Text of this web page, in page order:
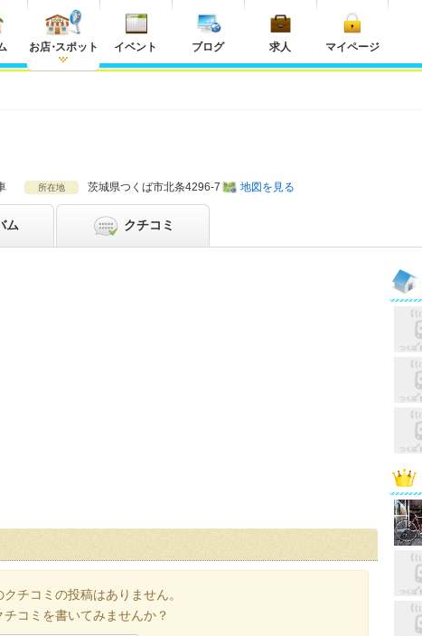
お店・スポット イベント ブログ 求人 マイページ
所在地 茨城県つくば市北条4296-7 地図を見る
ム クチコミ
クチコミの投稿はありません。
チコミを書いてみませんか？